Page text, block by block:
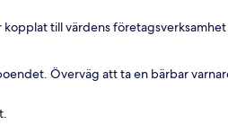
till värdens
Överväg att ta en bärbar